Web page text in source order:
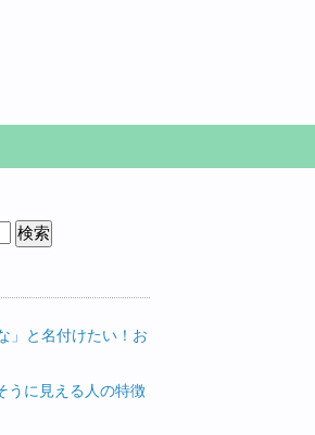
」と名付けたい！お
うに見える人の特徴